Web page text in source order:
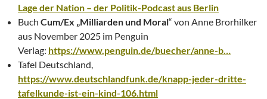
Lage der Nation – der Politik-Podcast aus Berlin
Buch Cum/Ex „Milliarden und Moral“ von Anne Brorhilker
aus November 2025 im Penguin
Verlag: https://www.penguin.de/buecher/anne-b…
Tafel Deutschland,
https://www.deutschlandfunk.de/knapp-jeder-dritte-
tafelkunde-ist-ein-kind-106.html